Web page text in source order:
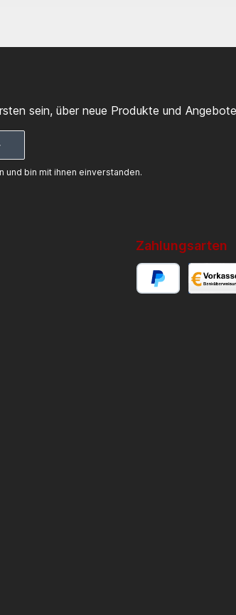
sein, über neue Produkte und
und bin mit ihnen einverstanden.
Zahlungsarten